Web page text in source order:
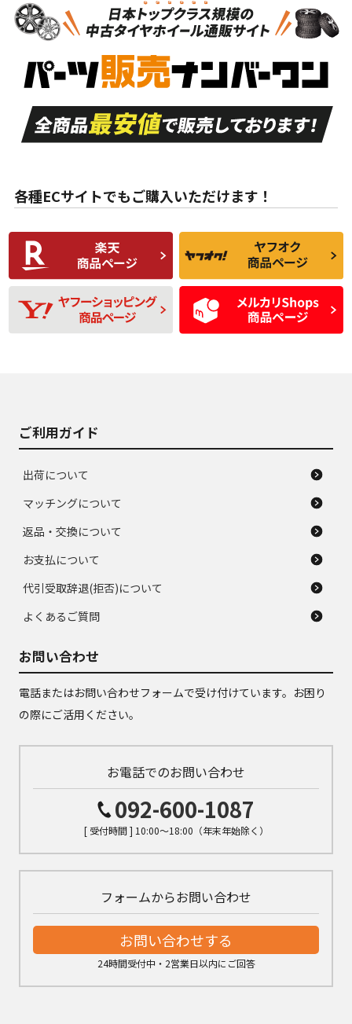
S
品）
S
新車外し品（新古
付き
A
走行距離も少なく、
目立つ傷もほとんど
ない中古品
A
走行距離も少なく、
非常に状態の良い中
古品
な中古品
んどない中古品
C
比較的きれいな中古
品
C
られるが、使用に問
題のない中古品
D
使用感や目立つ傷が
あり、一般的な中古
品
D
残り溝も少なく、偏
磨耗がみられ、短期
間使用できるくらい
の中古品
各種ECサイトでもご購入いただけます！
ご利用ガイド
出荷について
マッチングについて
返品・交換について
お支払について
代引受取辞退(拒否)について
よくあるご質問
お問い合わせ
電話またはお問い合わせフォームで受け付けています。お困り
の際にご活用ください。
お電話でのお問い合わせ
092-600-1087
[ 受付時間 ] 10:00～18:00（年末年始除く）
フォームからお問い合わせ
お問い合わせする
24時間受付中・2営業日以内にご回答